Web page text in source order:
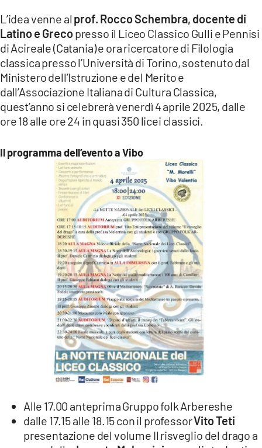
L’idea venne al prof. Rocco Schembra, docente di
Latino e Grecopresso il Liceo Classico Gulli e Pennisi
di Acireale (Catania) e ora ricercatore di Filologia
classica presso l’Università di Torino, sostenuto dal
Ministero dell’Istruzione e del Merito e
dall’Associazione Italiana di Cultura Classica,
quest’anno si celebrerà venerdì 4 aprile 2025, dalle
ore 18 alle ore 24 in quasi 350 licei classici.
Il programma dell’evento a Vibo
Alle 17.00 anteprima Gruppo folk Arbereshe
dalle 17.15 alle 18.15 con il professorVito Teti
presentazione del volume Il risveglio del drago a